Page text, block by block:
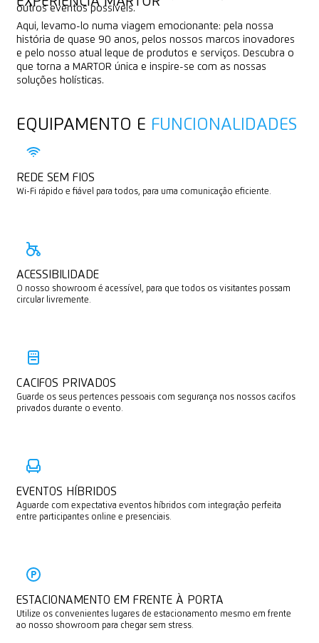
Aqui, levamo-lo numa viagem emocionante: pela nossa
história de quase 90 anos, pelos nossos marcos inovadores
e pelo nosso atual leque de produtos e serviços. Descubra o
que torna a MARTOR única e inspire-se com as nossas
soluções holísticas.
outros eventos possíveis.
DESCUBRA OS EVENTOS
DESCUBRA OS EVENTOS
EQUIPAMENTO E FUNCIONALIDADES
REDE SEM FIOS
Wi-Fi rápido e fiável para todos, para uma comunicação eficiente.
ACESSIBILIDADE
O nosso showroom é acessível, para que todos os visitantes possam
circular livremente.
CACIFOS PRIVADOS
Guarde os seus pertences pessoais com segurança nos nossos cacifos
privados durante o evento.
EVENTOS HÍBRIDOS
Aguarde com expectativa eventos híbridos com integração perfeita
entre participantes online e presenciais.
ESTACIONAMENTO EM FRENTE À PORTA
Utilize os convenientes lugares de estacionamento mesmo em frente
ao nosso showroom para chegar sem stress.